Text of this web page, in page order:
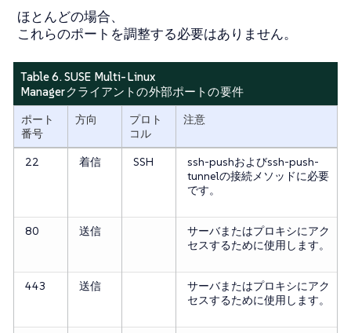
ほとんどの場合、
これらのポートを調整する必要はありません。
Table 6. SUSE Multi-Linux
Managerクライアントの外部ポートの要件
ポート
番号
方向
プロト
コル
注意
22 着信 SSH
ssh-pushおよびssh-push-
tunnelの接続メソッドに必要
です。
80 送信
サーバまたはプロキシにアク
セスするために使用します。
443 送信
サーバまたはプロキシにアク
セスするために使用します。